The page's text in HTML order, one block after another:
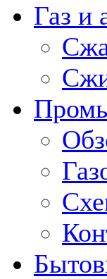
Газ и